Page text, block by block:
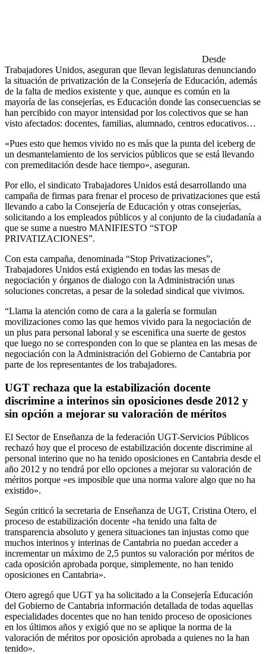
Desde
Trabajadores Unidos, aseguran que llevan legislaturas denunciando
la situación de privatización de la Consejería de Educación, además
de la falta de medios existente y que, aunque es común en la
mayoría de las consejerías, es Educación donde las consecuencias se
han percibido con mayor intensidad por los colectivos que se han
visto afectados: docentes, familias, alumnado, centros educativos…
«Pues esto que hemos vivido no es más que la punta del iceberg de
un desmantelamiento de los servicios públicos que se está llevando
con premeditación desde hace tiempo», aseguran.
Por ello, el sindicato Trabajadores Unidos está desarrollando una
campaña de firmas para frenar el proceso de privatizaciones que está
llevando a cabo la Consejería de Educación y otras consejerías,
solicitando a los empleados públicos y al conjunto de la ciudadanía a
que se sume a nuestro MANIFIESTO “STOP
PRIVATIZACIONES”.
Con esta campaña, denominada “Stop Privatizaciones”,
Trabajadores Unidos está exigiendo en todas las mesas de
negociación y órganos de dialogo con la Administración unas
soluciones concretas, a pesar de la soledad sindical que vivimos.
“Llama la atención como de cara a la galería se formulan
movilizaciones como las que hemos vivido para la negociación de
un plus para personal laboral y se escenifica una suerte de gestos
que luego no se corresponden con lo que se plantea en las mesas de
negociación con la Administración del Gobierno de Cantabria por
parte de los representantes de los trabajadores.
UGT rechaza que la estabilización docente
discrimine a interinos sin oposiciones desde 2012 y
sin opción a mejorar su valoración de méritos
El Sector de Enseñanza de la federación UGT-Servicios Públicos
rechazó hoy que el proceso de estabilización docente discrimine al
personal interino que no ha tenido oposiciones en Cantabria desde el
año 2012 y no tendrá por ello opciones a mejorar su valoración de
méritos porque «es imposible que una norma valore algo que no ha
existido».
Según criticó la secretaria de Enseñanza de UGT, Cristina Otero, el
proceso de estabilización docente «ha tenido una falta de
transparencia absoluto y genera situaciones tan injustas como que
muchos interinos y interinas de Cantabria no puedan acceder a
incrementar un máximo de 2,5 puntos su valoración por méritos de
cada oposición aprobada porque, simplemente, no han tenido
oposiciones en Cantabria».
Otero agregó que UGT ya ha solicitado a la Consejería Educación
del Gobierno de Cantabria información detallada de todas aquellas
especialidades docentes que no han tenido proceso de oposiciones
en los últimos años y exigió que no se aplique la norma de la
valoración de méritos por oposición aprobada a quienes no la han
tenido».